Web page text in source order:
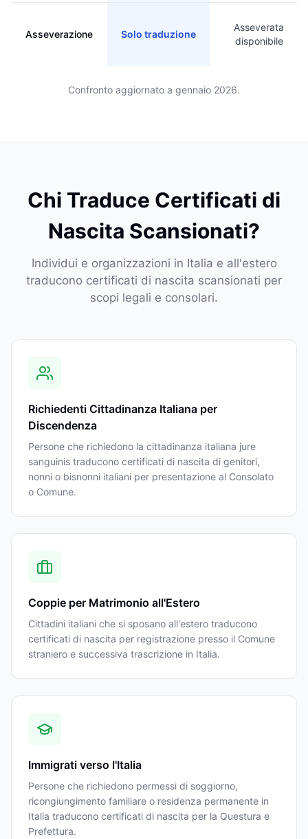
Asseverazione Solo traduzione
Asseverata
disponibile
Confronto aggiornato a gennaio 2026.
Chi Traduce Certificati di
Nascita Scansionati?
Individui e organizzazioni in Italia e all'estero
traducono certificati di nascita scansionati per
scopi legali e consolari.
Richiedenti Cittadinanza Italiana per
Discendenza
Persone che richiedono la cittadinanza italiana jure
sanguinis traducono certificati di nascita di genitori,
nonni o bisnonni italiani per presentazione al Consolato
o Comune.
Coppie per Matrimonio all'Estero
Cittadini italiani che si sposano all'estero traducono
certificati di nascita per registrazione presso il Comune
straniero e successiva trascrizione in Italia.
Immigrati verso l'Italia
Persone che richiedono permessi di soggiorno,
ricongiungimento familiare o residenza permanente in
Italia traducono certificati di nascita per la Questura e
Prefettura.